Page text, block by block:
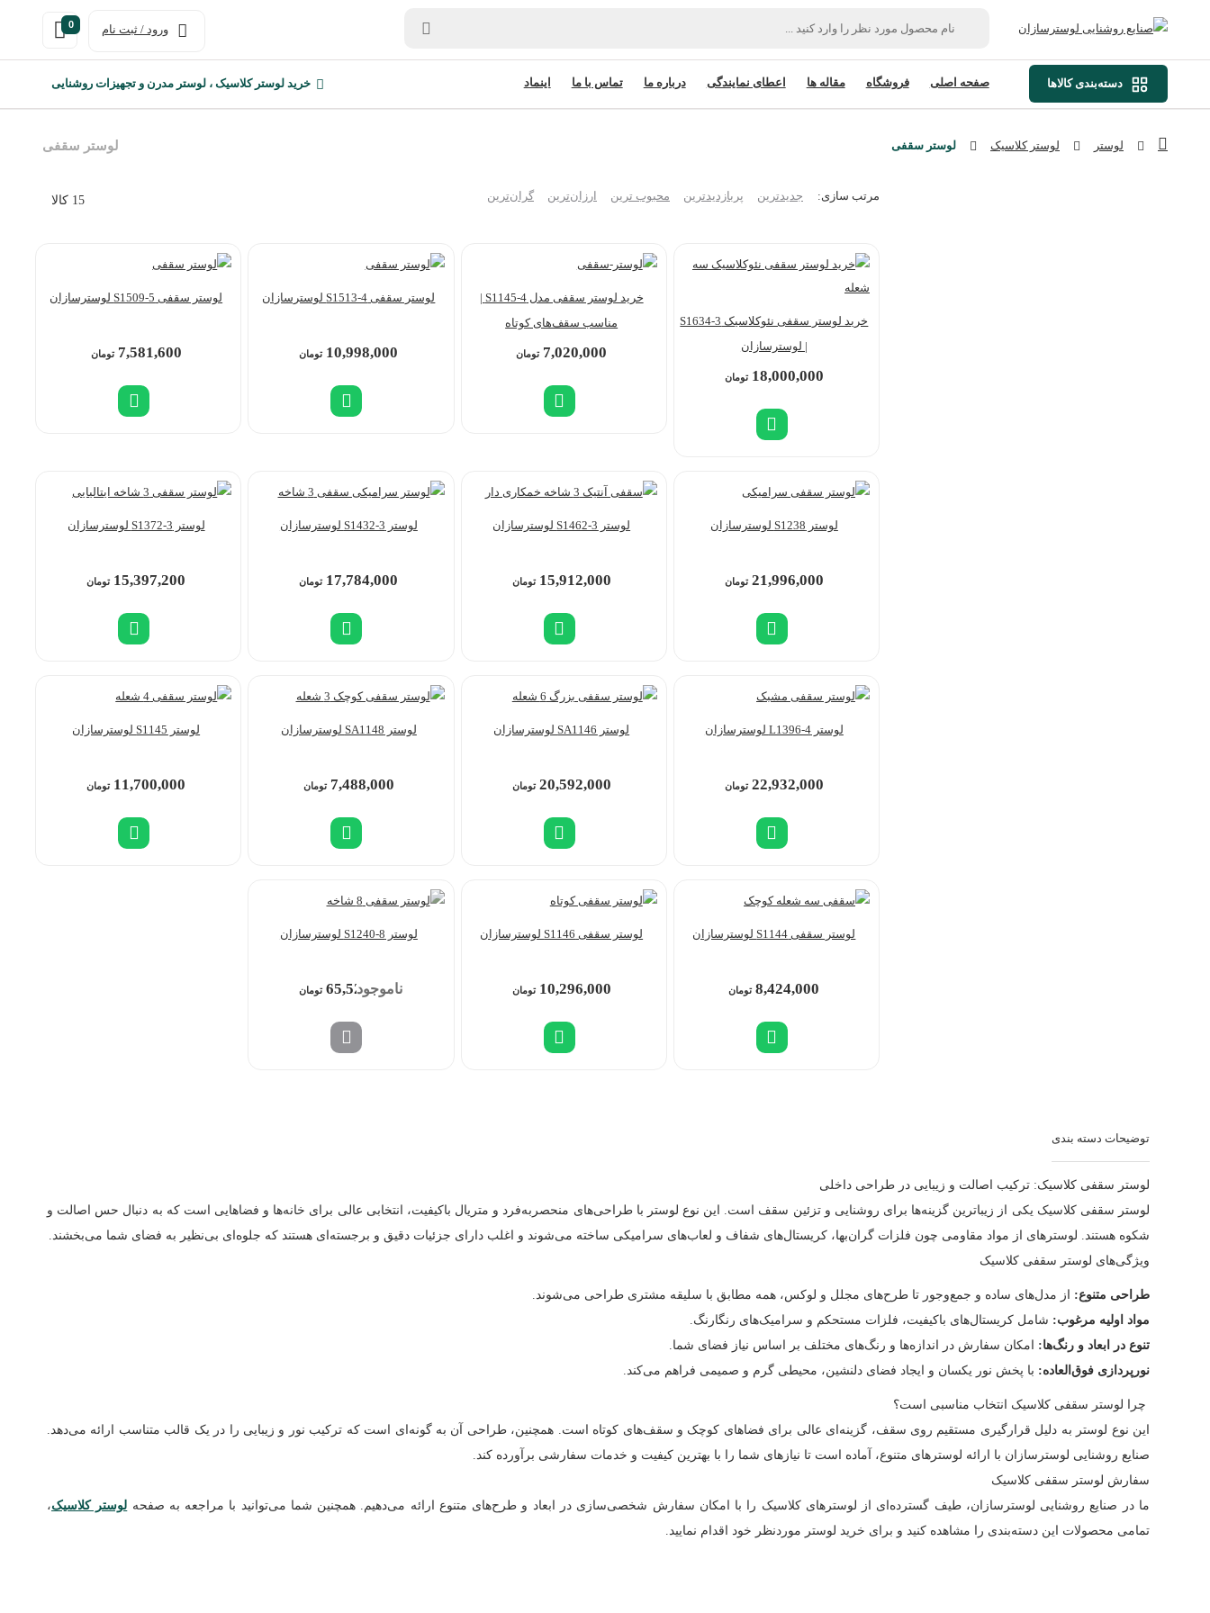
0 ورود / ثبت نام
دسته‌بندی کالاها صفحه اصلی فروشگاه مقاله ها اعطای نمایندگی درباره ما تماس با ما اینماد خرید لوستر کلاسیک ، لوستر مدرن و تجهیزات روشنایی
لوستر سقفی لوستر لوستر کلاسیک لوستر سقفی
15 کالا مرتب‌ سازی: جدیدترین پربازدیدترین محبوب ترین ارزان‌ترین گران‌ترین
خرید لوستر سقفی نئوکلاسیک S1634-3
| لوسترسازان
18,000,000 تومان
خرید لوستر سقفی مدل S1145-4 |
مناسب سقف‌های کوتاه
7,020,000 تومان
لوستر سقفی S1513-4 لوسترسازان
10,998,000 تومان
لوستر سقفی S1509-5 لوسترسازان
7,581,600 تومان
لوستر S1238 لوسترسازان
21,996,000 تومان
لوستر S1462-3 لوسترسازان
15,912,000 تومان
لوستر S1432-3 لوسترسازان
17,784,000 تومان
لوستر S1372-3 لوسترسازان
15,397,200 تومان
لوستر L1396-4 لوسترسازان
22,932,000 تومان
لوستر SA1146 لوسترسازان
20,592,000 تومان
لوستر SA1148 لوسترسازان
7,488,000 تومان
لوستر S1145 لوسترسازان
11,700,000 تومان
لوستر سقفی S1144 لوسترسازان
8,424,000 تومان
لوستر سقفی S1146 لوسترسازان
10,296,000 تومان
لوستر S1240-8 لوسترسازان
65,520,000 تومان
لوستر سقفی کلاسیک: ترکیب اصالت و زیبایی در طراحی داخلی
لوستر سقفی کلاسیک یکی از زیباترین گزینه‌ها برای روشنایی و تزئین سقف است. این نوع لوستر با طراحی‌های منحصربه‌فرد و متریال باکیفیت، انتخابی عالی برای خانه‌ها و فضاهایی است که به دنبال حس اصالت و
شکوه هستند. لوسترهای از مواد مقاومی چون فلزات گران‌بها، کریستال‌های شفاف و لعاب‌های سرامیکی ساخته می‌شوند و اغلب دارای جزئیات دقیق و برجسته‌ای هستند که جلوه‌ای بی‌نظیر به فضای شما می‌بخشند.
ویژگی‌های لوستر سقفی کلاسیک
طراحی متنوع: از مدل‌های ساده و جمع‌وجور تا طرح‌های مجلل و لوکس، همه مطابق با سلیقه مشتری طراحی می‌شوند.
مواد اولیه مرغوب: شامل کریستال‌های باکیفیت، فلزات مستحکم و سرامیک‌های رنگارنگ.
تنوع در ابعاد و رنگ‌ها: امکان سفارش در اندازه‌ها و رنگ‌های مختلف بر اساس نیاز فضای شما.
نورپردازی فوق‌العاده: با پخش نور یکسان و ایجاد فضای دلنشین، محیطی گرم و صمیمی فراهم می‌کند.
چرا لوستر سقفی کلاسیک انتخاب مناسبی است؟
این نوع لوستر به دلیل قرارگیری مستقیم روی سقف، گزینه‌ای عالی برای فضاهای کوچک و سقف‌های کوتاه است. همچنین، طراحی آن به گونه‌ای است که ترکیب نور و زیبایی را در یک قالب متناسب ارائه می‌دهد.
صنایع روشنایی لوسترسازان با ارائه لوسترهای متنوع، آماده است تا نیازهای شما را با بهترین کیفیت و خدمات سفارشی برآورده کند.
سفارش لوستر سقفی کلاسیک
ما در صنایع روشنایی لوسترسازان، طیف گسترده‌ای از لوسترهای کلاسیک را با امکان سفارش شخصی‌سازی در ابعاد و طرح‌های متنوع ارائه می‌دهیم. همچنین شما می‌توانید با مراجعه به صفحه لوستر کلاسیک،
تمامی محصولات این دسته‌بندی را مشاهده کنید و برای خرید لوستر موردنظر خود اقدام نمایید.